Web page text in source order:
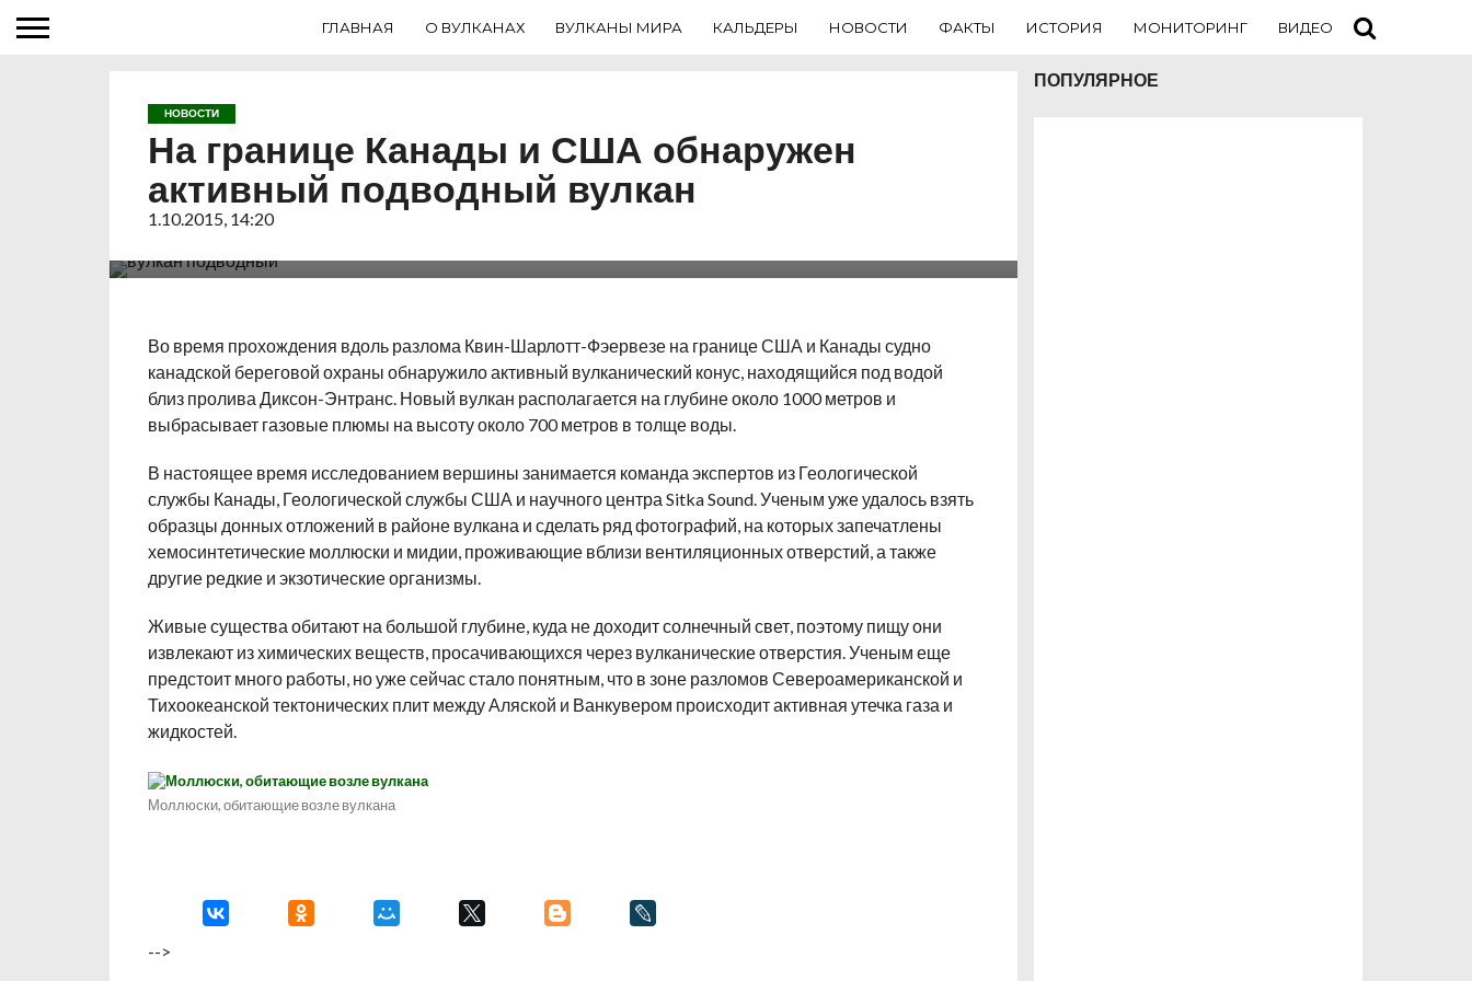
ГЛАВНАЯ О ВУЛКАНАХ ВУЛКАНЫ МИРА КАЛЬДЕРЫ НОВОСТИ ФАКТЫ ИСТОРИЯ МОНИТОРИНГ ВИДЕО ТУРИСТАМ
НОВОСТИ
На границе Канады и США обнаружен
активный подводный вулкан
1.10.2015, 14:20
Новый подводный вулкан был обнаружен судном береговой
охраны на границе США и Канады. Вершина находится на глубине
около 1 км и выбрасывает газовые столбы на 700 метров над
Во время прохождения вдоль разлома Квин-Шарлотт-Фэервезе на границе США и Канады судно
канадской береговой охраны обнаружило активный вулканический конус, находящийся под водой
близ пролива Диксон-Энтранс. Новый вулкан располагается на глубине около 1000 метров и
выбрасывает газовые плюмы на высоту около 700 метров в толще воды.
В настоящее время исследованием вершины занимается команда экспертов из Геологической
службы Канады, Геологической службы США и научного центра Sitka Sound. Ученым уже удалось взять
образцы донных отложений в районе вулкана и сделать ряд фотографий, на которых запечатлены
хемосинтетические моллюски и мидии, проживающие вблизи вентиляционных отверстий, а также
другие редкие и экзотические организмы.
Живые существа обитают на большой глубине, куда не доходит солнечный свет, поэтому пищу они
извлекают из химических веществ, просачивающихся через вулканические отверстия. Ученым еще
предстоит много работы, но уже сейчас стало понятным, что в зоне разломов Североамериканской и
Тихоокеанской тектонических плит между Аляской и Ванкувером происходит активная утечка газа и
жидкостей.
Моллюски, обитающие возле вулкана
-->
ПОПУЛЯРНОЕ